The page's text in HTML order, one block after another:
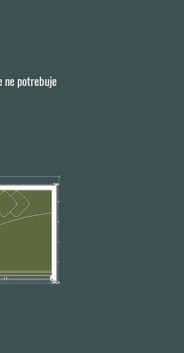
ne potrebuje